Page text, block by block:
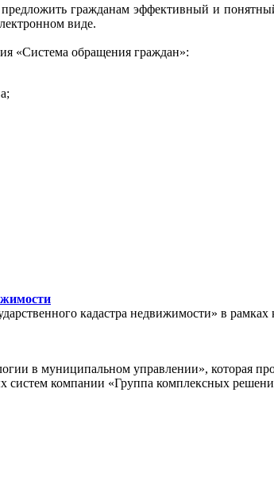
гражданам эффективный и
виде.
«Система обращения граждан»:
кадастра недвижимости» в
в муниципальном управлении», которая
систем компании «Группа комплексных